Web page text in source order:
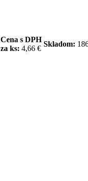
Cena s DPH
za ks: 4,66 €
Skladom: